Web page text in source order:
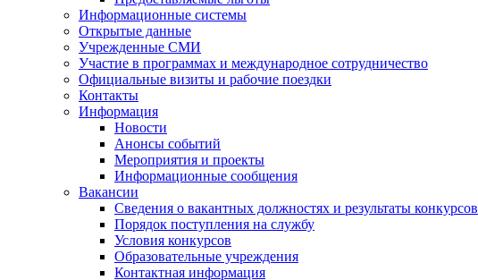
Информационные системы
Открытые данные
Учрежденные СМИ
Участие в программах и международное сотрудничество
Официальные визиты и рабочие поездки
Контакты
Информация
Новости
Анонсы событий
Мероприятия и проекты
Информационные сообщения
Вакансии
Сведения о вакантных должностях и результаты конкурсов
Порядок поступления на службу
Условия конкурсов
Образовательные учреждения
Контактная информация